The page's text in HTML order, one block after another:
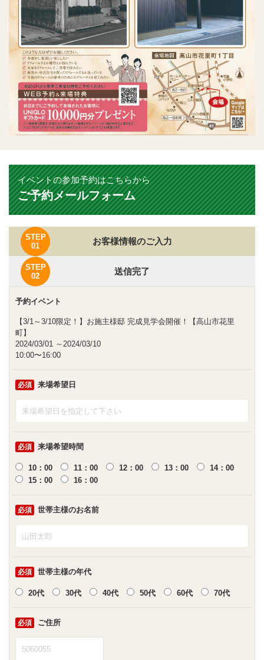
イベントの参加予約はこちらから
ご予約メールフォーム
STEP
01
お客様情報のご入力
STEP
02
送信完了
予約イベント
【3/1～3/10限定！】お施主様邸 完成見学会開催！【高山市花里
町】
2024/03/01 ～2024/03/10
10:00〜16:00
必須 来場希望日
必須 来場希望時間
10：00 11：00 12：00 13：00
14：00
15：00
16：00
必須 世帯主様のお名前
必須 世帯主様の年代
20代 30代 40代 50代 60代 70代
必須 ご住所